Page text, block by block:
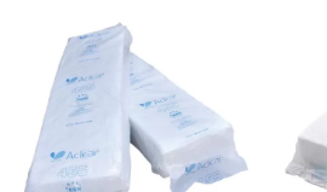
アルミ型材
外構部材
表札